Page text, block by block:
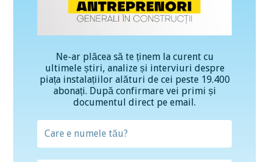
Ne-ar plăcea să te ținem la curent cu
ultimele știri, analize și interviuri despre
piața instalațiilor alături de cei peste 19.400
abonați. După confirmare vei primi și
documentul direct pe email.